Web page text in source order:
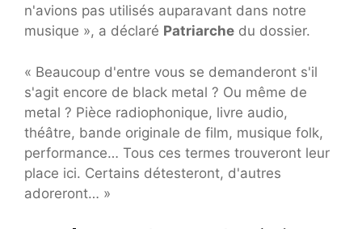
n'avions pas utilisés auparavant dans notre
musique », a déclaré Patriarche du dossier.
« Beaucoup d'entre vous se demanderont s'il
s'agit encore de black metal ? Ou même de
metal ? Pièce radiophonique, livre audio,
théâtre, bande originale de film, musique folk,
performance… Tous ces termes trouveront leur
place ici. Certains détesteront, d'autres
adoreront… »